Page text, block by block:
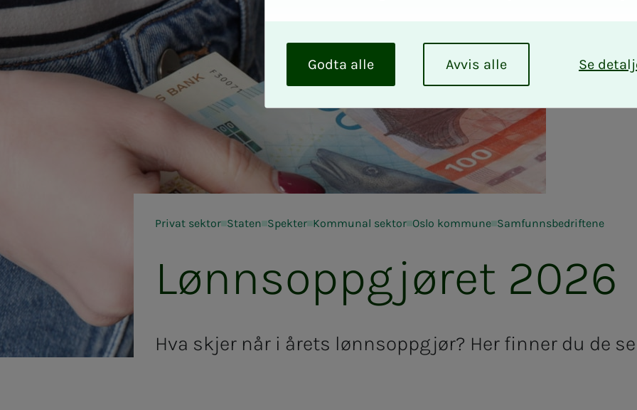
Privat sektor Staten Spekter Kommunal sektor Oslo kommune Samfunnsbedriftene
Lønns­opp­­­gjø­ret 2026
Hva skjer når i årets lønnsoppgjør? Her finner du de
v
a
l
e
Se
Avvis alle
Godta alle